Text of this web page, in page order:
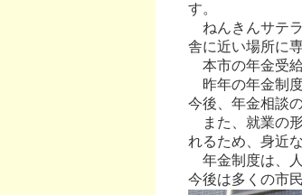
す。
ねんきんサテ
舎に近い場所に
本市の年金受
昨年の年金制
今後、年金相談
また、就業の
れるため、身近
年金制度は、人
今後は多くの市